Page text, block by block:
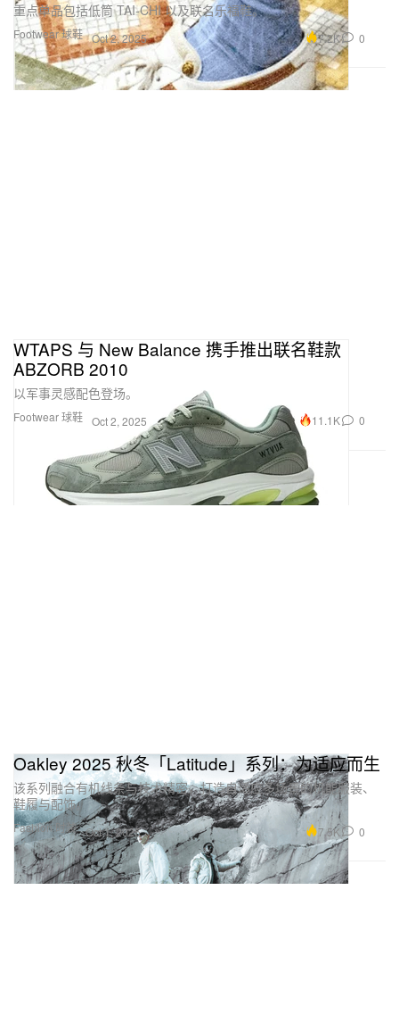
Footwear 球鞋
重点单品包括低筒 TAI‑CHI 以及联名乐福鞋。
Oct 2, 2025 7.2K 0
Footwear 球鞋
WTAPS 与 New Balance 携手推出联名鞋款
ABZORB 2010
以军事灵感配色登场。
Oct 2, 2025 11.1K 0
Fashion 时装
Oakley 2025 秋冬「Latitude」系列：为适应而生
该系列融合有机线条与技术精密，打造自适应多场景的机能服装、
鞋履与配饰。
Oct 1, 2025 7.5K 0